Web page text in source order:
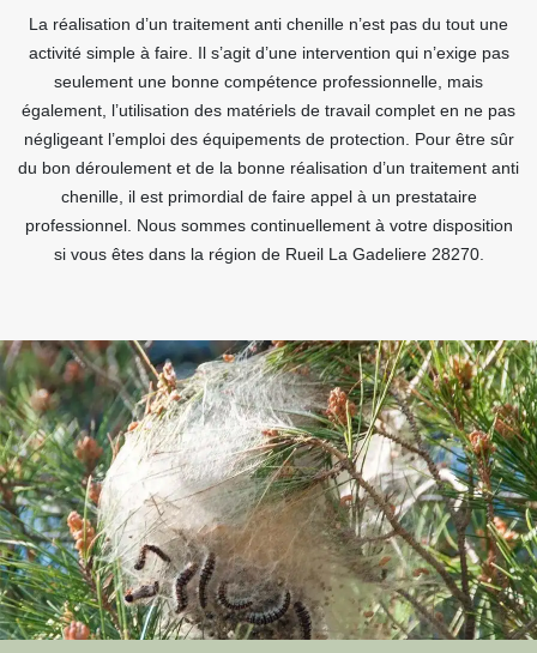
La réalisation d’un traitement anti chenille n’est pas du tout une
activité simple à faire. Il s’agit d’une intervention qui n’exige pas
seulement une bonne compétence professionnelle, mais
également, l’utilisation des matériels de travail complet en ne pas
négligeant l’emploi des équipements de protection. Pour être sûr
du bon déroulement et de la bonne réalisation d’un traitement anti
chenille, il est primordial de faire appel à un prestataire
professionnel. Nous sommes continuellement à votre disposition
si vous êtes dans la région de Rueil La Gadeliere 28270.